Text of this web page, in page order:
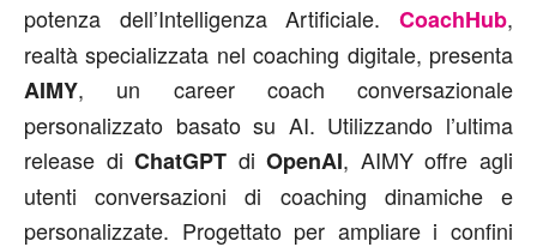
potenza dell’Intelligenza Artificiale. CoachHub,
realtà specializzata nel coaching digitale, presenta
AIMY, un career coach conversazionale
personalizzato basato su AI. Utilizzando l’ultima
release diChatGPT diOpenAI, AIMY offre agli
utenti conversazioni di coaching dinamiche e
personalizzate. Progettato per ampliare i confini